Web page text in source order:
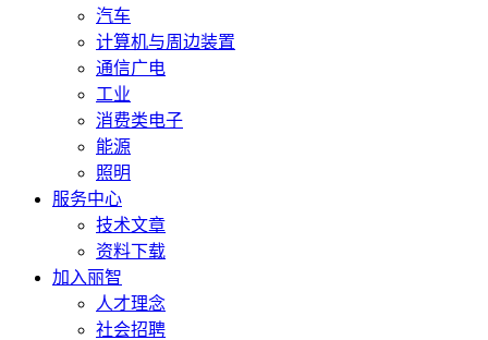
汽车
计算机与周边装置
通信广电
工业
消费类电子
能源
照明
服务中心
技术文章
资料下载
加入丽智
人才理念
社会招聘